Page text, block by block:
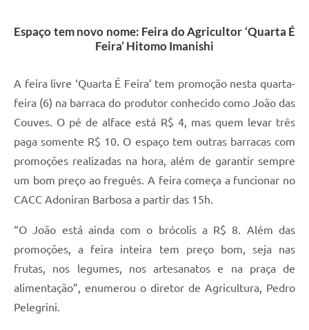
Jornal
Agenda
Contato
Espaço tem novo nome: Feira do Agricultor ‘Quarta É
Feira’ Hitomo Imanishi
A feira livre ‘Quarta É Feira’ tem promoção nesta quarta-
feira (6) na barraca do produtor conhecido como João das
Couves. O pé de alface está R$ 4, mas quem levar três
paga somente R$ 10. O espaço tem outras barracas com
promoções realizadas na hora, além de garantir sempre
um bom preço ao freguês. A feira começa a funcionar no
CACC Adoniran Barbosa a partir das 15h.
“O João está ainda com o brócolis a R$ 8. Além das
promoções, a feira inteira tem preço bom, seja nas
frutas, nos legumes, nos artesanatos e na praça de
alimentação”, enumerou o diretor de Agricultura, Pedro
Pelegrini.